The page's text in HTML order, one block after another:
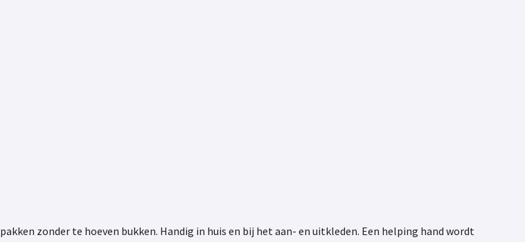
zonder te hoeven bukken. Handig in huis en bij het aan- en uitkleden. Een helping hand wordt